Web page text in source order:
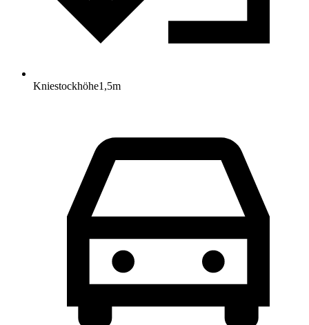
Kniestockhöhe1,5m